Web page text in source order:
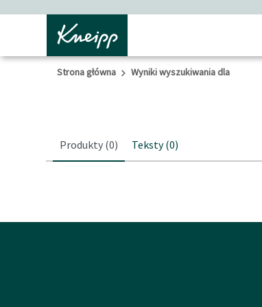
Strona główna Wyniki wyszukiwania dla
Produkty (0) Teksty(0)